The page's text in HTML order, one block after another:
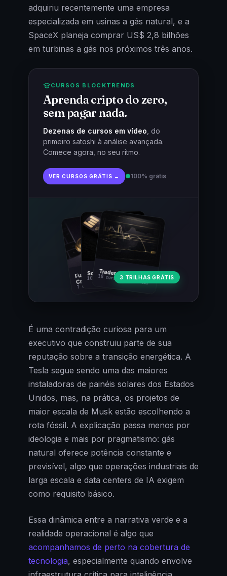
adquiriu recentemente uma empresa
especializada em usinas a gás natural, e a
SpaceX planeja comprar US$ 2,8 bilhões
em turbinas a gás nos próximos três anos.
CURSOS BLOCKTRENDS
Aprenda cripto do zero,
sem pagar nada.
Dezenas de cursos em vídeo , do
primeiro satoshi à análise avançada.
Comece agora, no seu ritmo.
VER CURSOS GRÁTIS → ●100% grátis
Fundamentos
Cripto
7 cursos · 31 aulas
Trader Cripto
18 cursos · 80 aulas
Soberania Bitcoin
10 cursos · 44 aulas3 TRILHAS GRÁTIS
É uma contradição curiosa para um
executivo que construiu parte de sua
reputação sobre a transição energética. A
Tesla segue sendo uma das maiores
instaladoras de painéis solares dos Estados
Unidos, mas, na prática, os projetos de
maior escala de Musk estão escolhendo a
rota fóssil. A explicação passa menos por
ideologia e mais por pragmatismo: gás
natural oferece potência constante e
previsível, algo que operações industriais de
larga escala e data centers de IA exigem
como requisito básico.
Essa dinâmica entre a narrativa verde e a
realidade operacional é algo que
acompanhamos de perto na cobertura de
tecnologia, especialmente quando envolve